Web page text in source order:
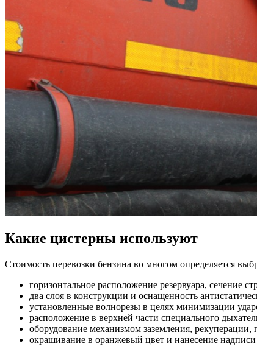
Какие цистерны используют
Стоимость перевозки бензина во многом определяется
горизонтальное расположение резервуара, сечение
два слоя в конструкции и оснащенность
установленные волнорезы в целях минимизации
расположение в верхней части специального
оборудование механизмом заземления,
окрашивание в оранжевый цвет и нанесение